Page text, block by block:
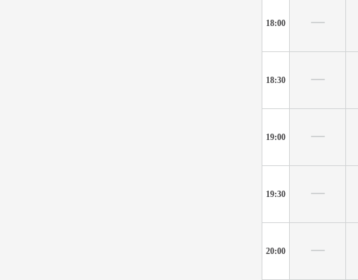
18:00
18:30
19:00
19:30
20:00